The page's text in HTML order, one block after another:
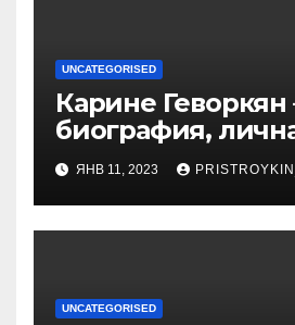
UNCATEGORISED
Карине
биография,
и факты из
детали о жизни и
известной
ЯНВ 11, 2023 PRISTROYKIN_
UNCATEGORISED